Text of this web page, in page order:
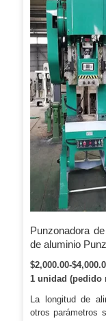
Punzonadora
de aluminio
$2,000.00-
1 unidad (pedido
La longitud de
otros parámetros